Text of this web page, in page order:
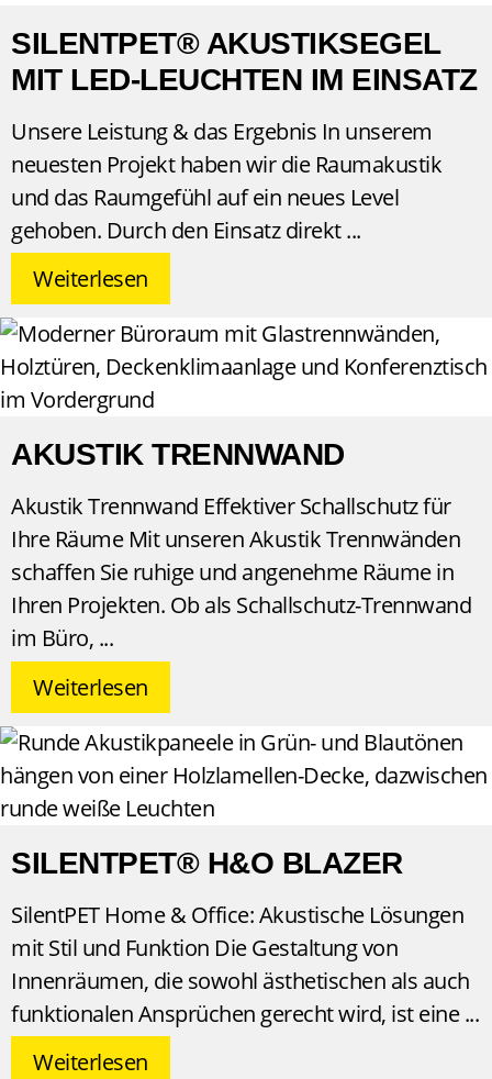
SILENTPET® AKUSTIKSEGEL
MIT LED-LEUCHTEN IM EINSATZ
Unsere Leistung & das Ergebnis In unserem
neuesten Projekt haben wir die Raumakustik
und das Raumgefühl auf ein neues Level
gehoben. Durch den Einsatz direkt
Weiterlesen
AKUSTIK TRENNWAND
Akustik Trennwand Effektiver Schallschutz für
Ihre Räume Mit unseren Akustik Trennwänden
schaffen Sie ruhige und angenehme Räume in
Ihren Projekten. Ob als Schallschutz-Trennwand
im Büro,
Weiterlesen
SILENTPET® H&O BLAZER
SilentPET Home & Office: Akustische Lösungen
mit Stil und Funktion Die Gestaltung von
Innenräumen, die sowohl ästhetischen als auch
funktionalen Ansprüchen gerecht wird, ist eine
Weiterlesen